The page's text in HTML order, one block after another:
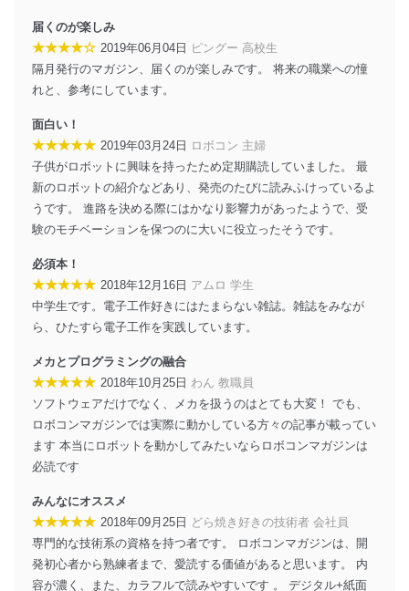
届くのが楽しみ
★★★★☆ 2019年06月04日 ピングー 高校生
隔月発行のマガジン、届くのが楽しみです。 将来の職業への憧
れと、参考にしています。
面白い！
★★★★★ 2019年03月24日 ロボコン 主婦
子供がロボットに興味を持ったため定期購読していました。 最
新のロボットの紹介などあり、発売のたびに読みふけっているよ
うです。 進路を決める際にはかなり影響力があったようで、受
験のモチベーションを保つのに大いに役立ったそうです。
必須本！
★★★★★ 2018年12月16日 アムロ 学生
中学生です。電子工作好きにはたまらない雑誌。雑誌をみなが
ら、ひたすら電子工作を実践しています。
メカとプログラミングの融合
★★★★★ 2018年10月25日 わん 教職員
ソフトウェアだけでなく、メカを扱うのはとても大変！ でも、
ロボコンマガジンでは実際に動かしている方々の記事が載ってい
ます 本当にロボットを動かしてみたいならロボコンマガジンは
必読です
みんなにオススメ
★★★★★ 2018年09月25日 どら焼き好きの技術者 会社員
専門的な技術系の資格を持つ者です。 ロボコンマガジンは、開
発初心者から熟練者まで、愛読する価値があると思います。 内
容が濃く、また、カラフルで読みやすいです 。 デジタル+紙面